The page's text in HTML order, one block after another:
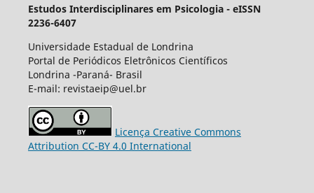
Estudos Interdisciplinares em Psicologia - eISSN
2236-6407
Universidade Estadual de Londrina
Portal de Periódicos Eletrônicos Científicos
Londrina -Paraná- Brasil
E-mail: revistaeip@uel.br
Licença Creative Commons
Attribution CC-BY 4.0 International